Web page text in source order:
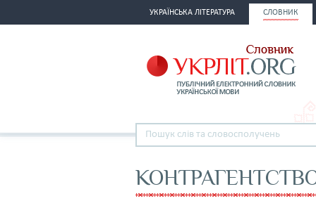
УКРАЇНСЬКА ЛІТЕРАТУРА СЛОВНИК